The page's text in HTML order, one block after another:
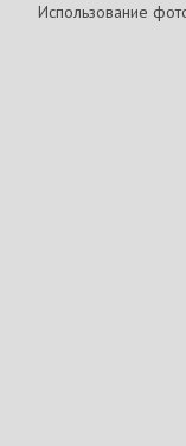
Использование